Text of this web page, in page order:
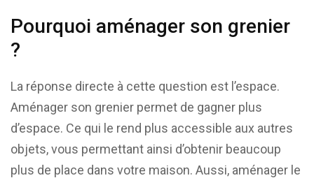
Pourquoi aménager son grenier
?
La réponse directe à cette question est l’espace.
Aménager son grenier permet de gagner plus
d’espace. Ce qui le rend plus accessible aux autres
objets, vous permettant ainsi d’obtenir beaucoup
plus de place dans votre maison. Aussi, aménager le